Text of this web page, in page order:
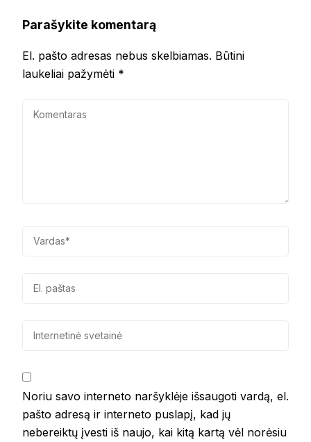
Parašykite komentarą
El. pašto adresas nebus skelbiamas. Būtini
laukeliai pažymėti *
Noriu savo interneto naršyklėje išsaugoti vardą, el.
pašto adresą ir interneto puslapį, kad jų
nebereiktų įvesti iš naujo, kai kitą kartą vėl norėsiu